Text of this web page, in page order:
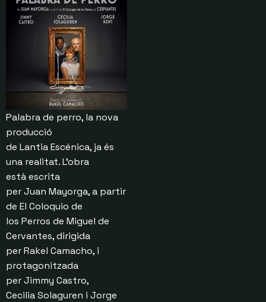
Palabra de perro, la nova
producció
de Lantia Escénica, ja és
una realitat. L’obra
està escrita
per Juan Mayorga, a partir
de El Coloquio de
los Perros de Miguel de
Cervantes, dirigida
per Rakel Camacho, i
protagonitzada
per Jimmy Castro,
Cecilia Solaguren i Jorge